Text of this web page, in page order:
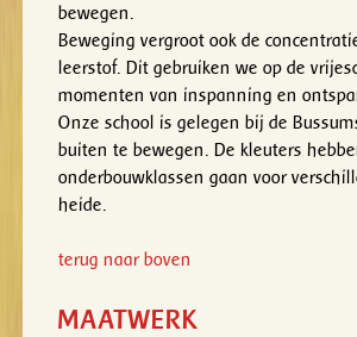
bewegen.
Beweging vergroot ook de
leerstof. Dit gebruiken we op de
momenten van inspanning en
Onze school is gelegen bij de
buiten te bewegen. De kleuters
onderbouwklassen gaan voor
heide.
terug naar boven
MAATWERK